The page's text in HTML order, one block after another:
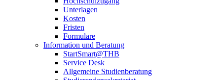
Unterlagen
Kosten
Fristen
Formulare
Information und Beratung
StartSmart@THB
Service Desk
Allgemeine Studienberatung